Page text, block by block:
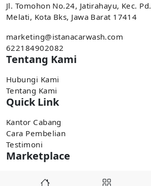
Jl. Tomohon No.24, Jatirahayu, Kec. Pd.
Melati, Kota Bks, Jawa Barat 17414
marketing@istanacarwash.com
622184902082
Tentang Kami
Hubungi Kami
Tentang Kami
Quick Link
Kantor Cabang
Cara Pembelian
Testimoni
Marketplace
Pembelian tersedia di marketplace,